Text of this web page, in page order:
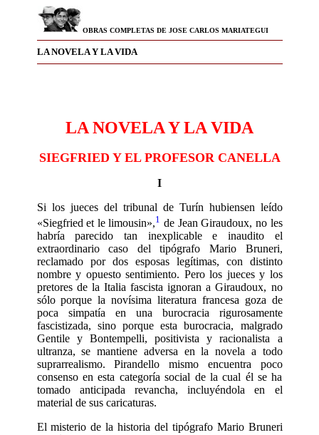
OBRAS COMPLETAS DE JOSE CARLOS MARIATEGUI
LA NOVELA Y LA VIDA
LA NOVELA Y LA VIDA
SIEGFRIED Y EL PROFESOR CANELLA
I
Si los jueces del tribunal de Turín hu­biensen leído
«Siegfried et le limousin»,1 de Jean Giraudoux, no les
habría pare­cido tan inexplicable e inaudito el
extraordinario caso del tipógrafo Mario Brune­ri,
reclamado por dos esposas legítimas, con distinto
nombre y opuesto sentimien­to. Pero los jueces y los
pretores de la Italia fascista ignoran a Giraudoux, no
sólo porque la novísima literatura francesa goza de
poca simpatía en una burocracia rigurosamente
fascistizada, sino porque esta burocracia, malgrado
Gentile y Bon­tempelli, positivista y racionalista a
ultranza, se mantiene adversa en la novela a todo
suprarrealismo. Pirandello mismo encuentra poco
consenso en esta catego­ría social de la cual él se ha
tomado anticipada revancha, incluyéndola en el
material de sus caricaturas.
El misterio de la historia del tipógrafo Mario Bruneri